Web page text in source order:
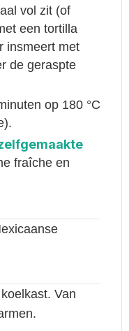
vol zit (of
een tortilla
insmeert met
de geraspte
op 180 °C
fraîche en
Van